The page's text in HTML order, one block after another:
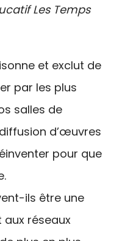
Les Temps
et exclut de
par les plus
salles de
d’œuvres
pour que
ils être une
réseaux